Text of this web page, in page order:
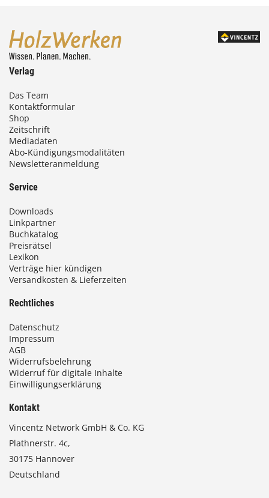
Verlag
Das Team
Kontaktformular
Shop
Zeitschrift
Mediadaten
Abo-Kündigungsmodalitäten
Newsletteranmeldung
Service
Downloads
Linkpartner
Buchkatalog
Preisrätsel
Lexikon
Verträge hier kündigen
Versandkosten & Lieferzeiten
Rechtliches
Datenschutz
Impressum
AGB
Widerrufsbelehrung
Widerruf für digitale Inhalte
Einwilligungserklärung
Kontakt
Vincentz Network GmbH & Co. KG
Plathnerstr. 4c,
30175 Hannover
Deutschland